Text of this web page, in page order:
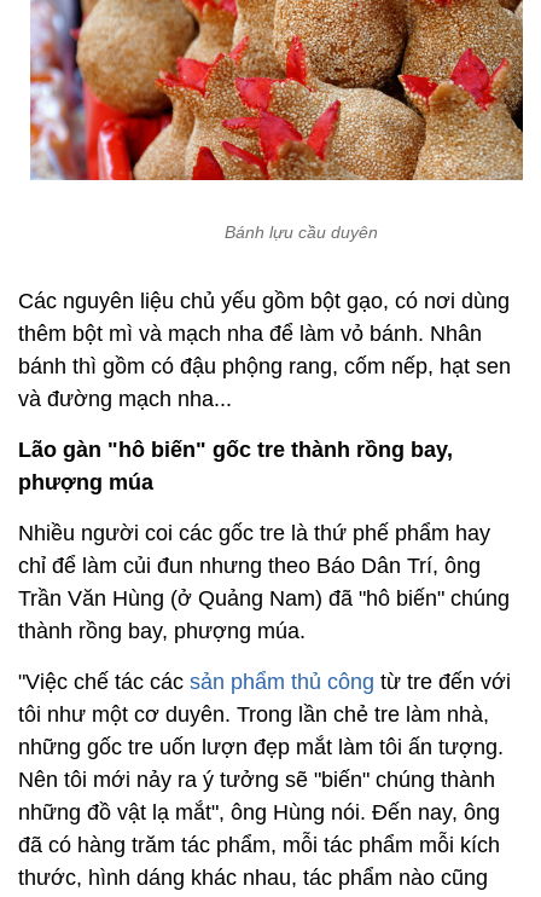
Bánh lựu cầu duyên
Các nguyên liệu chủ yếu gồm bột gạo, có nơi dùng
thêm bột mì và mạch nha để làm vỏ bánh. Nhân
bánh thì gồm có đậu phộng rang, cốm nếp, hạt sen
và đường mạch nha...
Lão gàn "hô biến" gốc tre thành rồng bay,
phượng múa
Nhiều người coi các gốc tre là thứ phế phẩm hay
chỉ để làm củi đun nhưng theo Báo Dân Trí, ông
Trần Văn Hùng (ở Quảng Nam) đã "hô biến" chúng
thành rồng bay, phượng múa.
"Việc chế tác các sản phẩm thủ công từ tre đến với
tôi như một cơ duyên. Trong lần chẻ tre làm nhà,
những gốc tre uốn lượn đẹp mắt làm tôi ấn tượng.
Nên tôi mới nảy ra ý tưởng sẽ "biến" chúng thành
những đồ vật lạ mắt", ông Hùng nói. Đến nay, ông
đã có hàng trăm tác phẩm, mỗi tác phẩm mỗi kích
thước, hình dáng khác nhau, tác phẩm nào cũng